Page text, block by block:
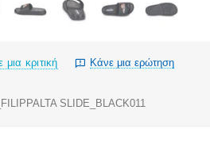
μια κριτική
Κάνε μια ερώτηση
SLIDE_BLACK011